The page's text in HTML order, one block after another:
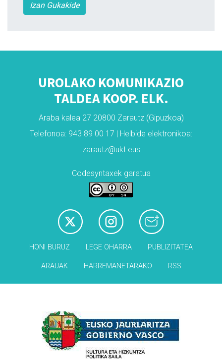
Izan Gukakide
UROLAKO KOMUNIKAZIO
TALDEA KOOP. ELK.
Araba kalea 27 20800 Zarautz (Gipuzkoa)
Telefonoa: 943 89 00 17 | Helbide elektronikoa:
zarautz@ukt.eus
Codesyntaxek garatua
HONI BURUZ LEGE OHARRA PUBLIZITATEA
ARAUAK HARREMANETARAKO RSS